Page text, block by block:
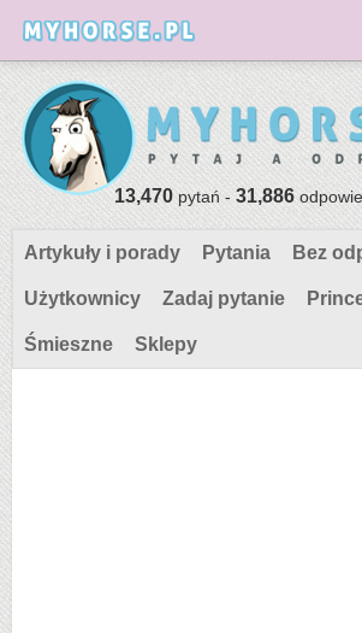
13,470pytań -31,886
Artykuły i porady Pytania Bez
Użytkownicy Zadaj pytanie
Śmieszne Sklepy